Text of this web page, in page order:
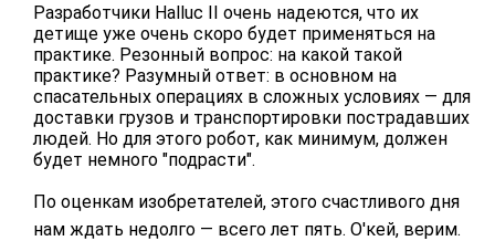
Разработчики Halluc II очень надеются, что их
детище уже очень скоро будет применяться на
практике. Резонный вопрос: на какой такой
практике? Разумный ответ: в основном на
спасательных операциях в сложных условиях — для
доставки грузов и транспортировки пострадавших
людей. Но для этого робот, как минимум, должен
будет немного "подрасти".
По оценкам изобретателей, этого счастливого дня
нам ждать недолго — всего лет пять. О'кей, верим.